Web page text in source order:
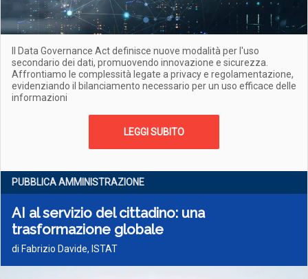
Il Data Governance Act definisce nuove modalità per l'uso
secondario dei dati, promuovendo innovazione e sicurezza.
Affrontiamo le complessità legate a privacy e regolamentazione,
evidenziando il bilanciamento necessario per un uso efficace delle
informazioni
LEGGI SUBITO
PUBBLICA AMMINISTRAZIONE
AI al servizio del cittadino: una
trasformazione globale
di Fabrizio Davide, ISTAT